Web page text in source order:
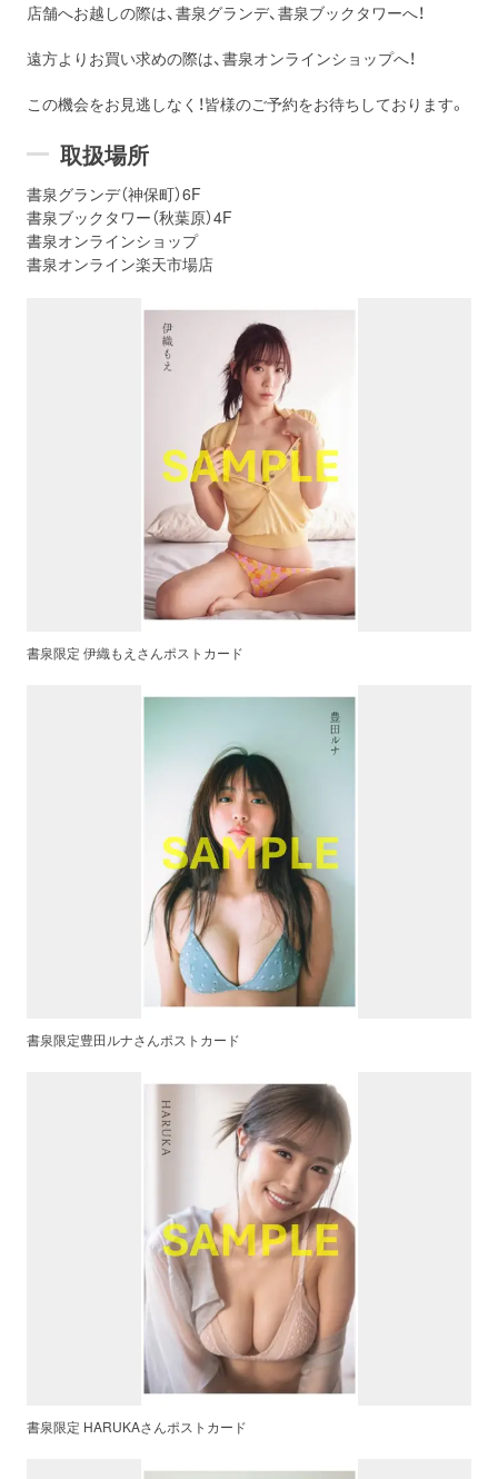
店舗へお越しの際は、書泉グランデ、書泉ブックタワーへ！
遠方よりお買い求めの際は、書泉オンラインショップへ！
この機会をお見逃しなく！皆様のご予約をお待ちしております。
取扱場所
書泉グランデ（神保町）6F
書泉ブックタワー（秋葉原）4F
書泉オンラインショップ
書泉オンライン楽天市場店
書泉限定 伊織もえさんポストカード
書泉限定豊田ルナさんポストカード
書泉限定 HARUKAさんポストカード